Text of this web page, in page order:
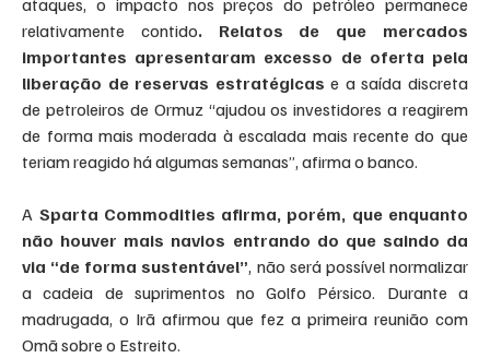
ataques, o impacto nos preços do petróleo permanece
relativamente contido. Relatos de que mercados
importantes apresentaram excesso de oferta pela
liberação de reservas estratégicas e a saída discreta
de petroleiros de Ormuz “ajudou os investidores a reagirem
de forma mais moderada à escalada mais recente do que
teriam reagido há algumas semanas”, afirma o banco.
A Sparta Commodities afirma, porém, que enquanto
não houver mais navios entrando do que saindo da
via “de forma sustentável”, não será possível normalizar
a cadeia de suprimentos no Golfo Pérsico. Durante a
madrugada, o Irã afirmou que fez a primeira reunião com
Omã sobre o Estreito.